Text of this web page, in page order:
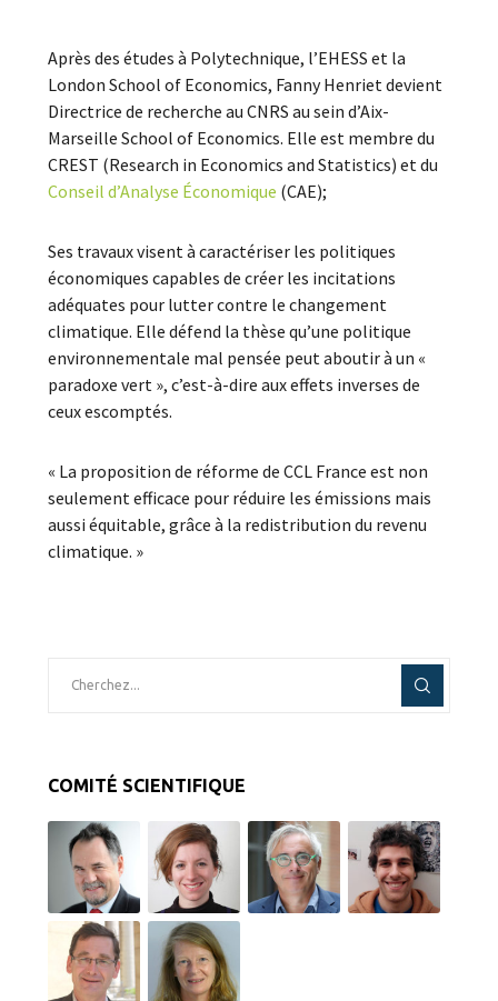
Après des études à Polytechnique, l’EHESS et la
London School of Economics, Fanny Henriet devient
Directrice de recherche au CNRS au sein d’Aix-
Marseille School of Economics. Elle est membre du
CREST (Research in Economics and Statistics) et du
Conseil d’Analyse Économique (CAE);
Ses travaux visent à caractériser les politiques
économiques capables de créer les incitations
adéquates pour lutter contre le changement
climatique. Elle défend la thèse qu’une politique
environnementale mal pensée peut aboutir à un «
paradoxe vert », c’est-à-dire aux effets inverses de
ceux escomptés.
« La proposition de réforme de CCL France est non
seulement efficace pour réduire les émissions mais
aussi équitable, grâce à la redistribution du revenu
climatique. »
COMITÉ SCIENTIFIQUE